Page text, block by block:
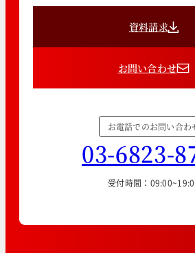
資料請求
お問い合わせ
お電話でのお問い合わ
03-6823-
受付時間：